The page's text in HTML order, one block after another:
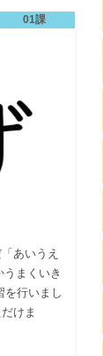
01課
あいうえ
まくいき
を行いまし
けま